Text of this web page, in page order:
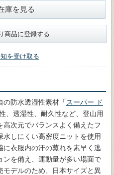
庫を見る
商品に登録する
を受け取る
の防水透湿性素材「スーパー ド
、透湿性、耐久性など、登山用
高次元でバランスよく備えたフ
しにくい高密度ニットを使用
に衣服内の汗の蒸れを素早く逃
を備え、運動量が多い場面で
デルのため、日本サイズと異